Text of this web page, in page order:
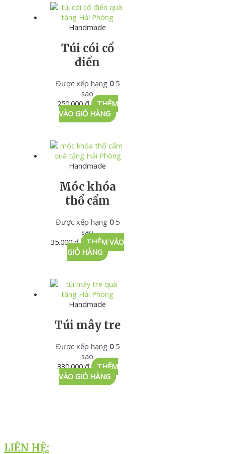
Handmade
Túi cói cổ
điển
Được xếp hạng 05
sao
250.000₫
THÊM
VÀO GIỎ HÀNG
Handmade
Móc khóa
thổ cẩm
Được xếp hạng 05
sao
35.000₫
THÊM VÀO
GIỎ HÀNG
Handmade
Túi mây tre
Được xếp hạng 05
sao
330.000₫
THÊM
VÀO GIỎ HÀNG
LIÊN HỆ: